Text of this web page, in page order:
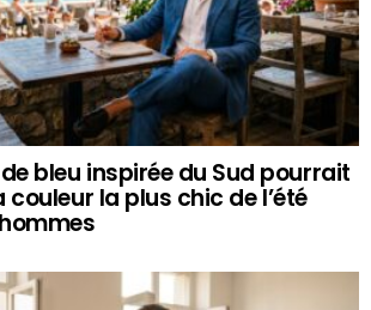
bleu inspirée du Sud pourrait
couleur la plus chic de l’été